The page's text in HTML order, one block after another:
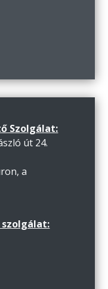
Szolgálat:
út 24.
a
szolgálat: